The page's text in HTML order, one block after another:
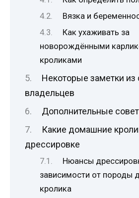
Вязка и
Как ухаживать за
новорождёнными
кроликами
Некоторые заметки из
владельцев
Дополнительные
Какие домашние
дрессировке
Нюансы
зависимости от породы
кролика